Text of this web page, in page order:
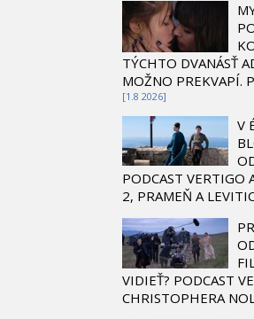
TÝCHTO DVANÁSŤ
MOŽNO PREKVAPÍ.
[1.8 2026]
V
PODCAST VERTIGO
2, PRAMEŇ A
VIDIEŤ? PODCAST
CHRISTOPHERA